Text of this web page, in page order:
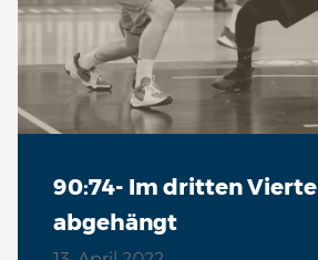
90:74- Im dritten Viertel
abgehängt